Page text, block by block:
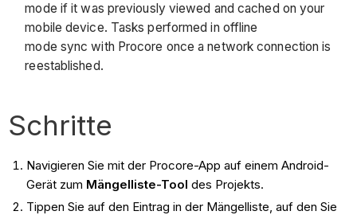
mode if it was previously viewed and cached on your
mobile device. Tasks performed in offline
mode sync with Procore once a network connection is
reestablished.
Schritte
Navigieren Sie mit der Procore-App auf einem Android-
Gerät zum Mängelliste-Tool des Projekts.
Tippen Sie auf den Eintrag in der Mängelliste, auf den Sie